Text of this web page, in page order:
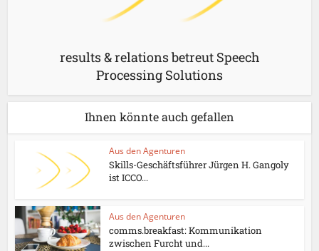
results & relations betreut Speech
Processing Solutions
Ihnen könnte auch gefallen
Aus den Agenturen
Skills-Geschäftsführer Jürgen H. Gangoly
ist ICCO...
Aus den Agenturen
comms.breakfast: Kommunikation
zwischen Furcht und...